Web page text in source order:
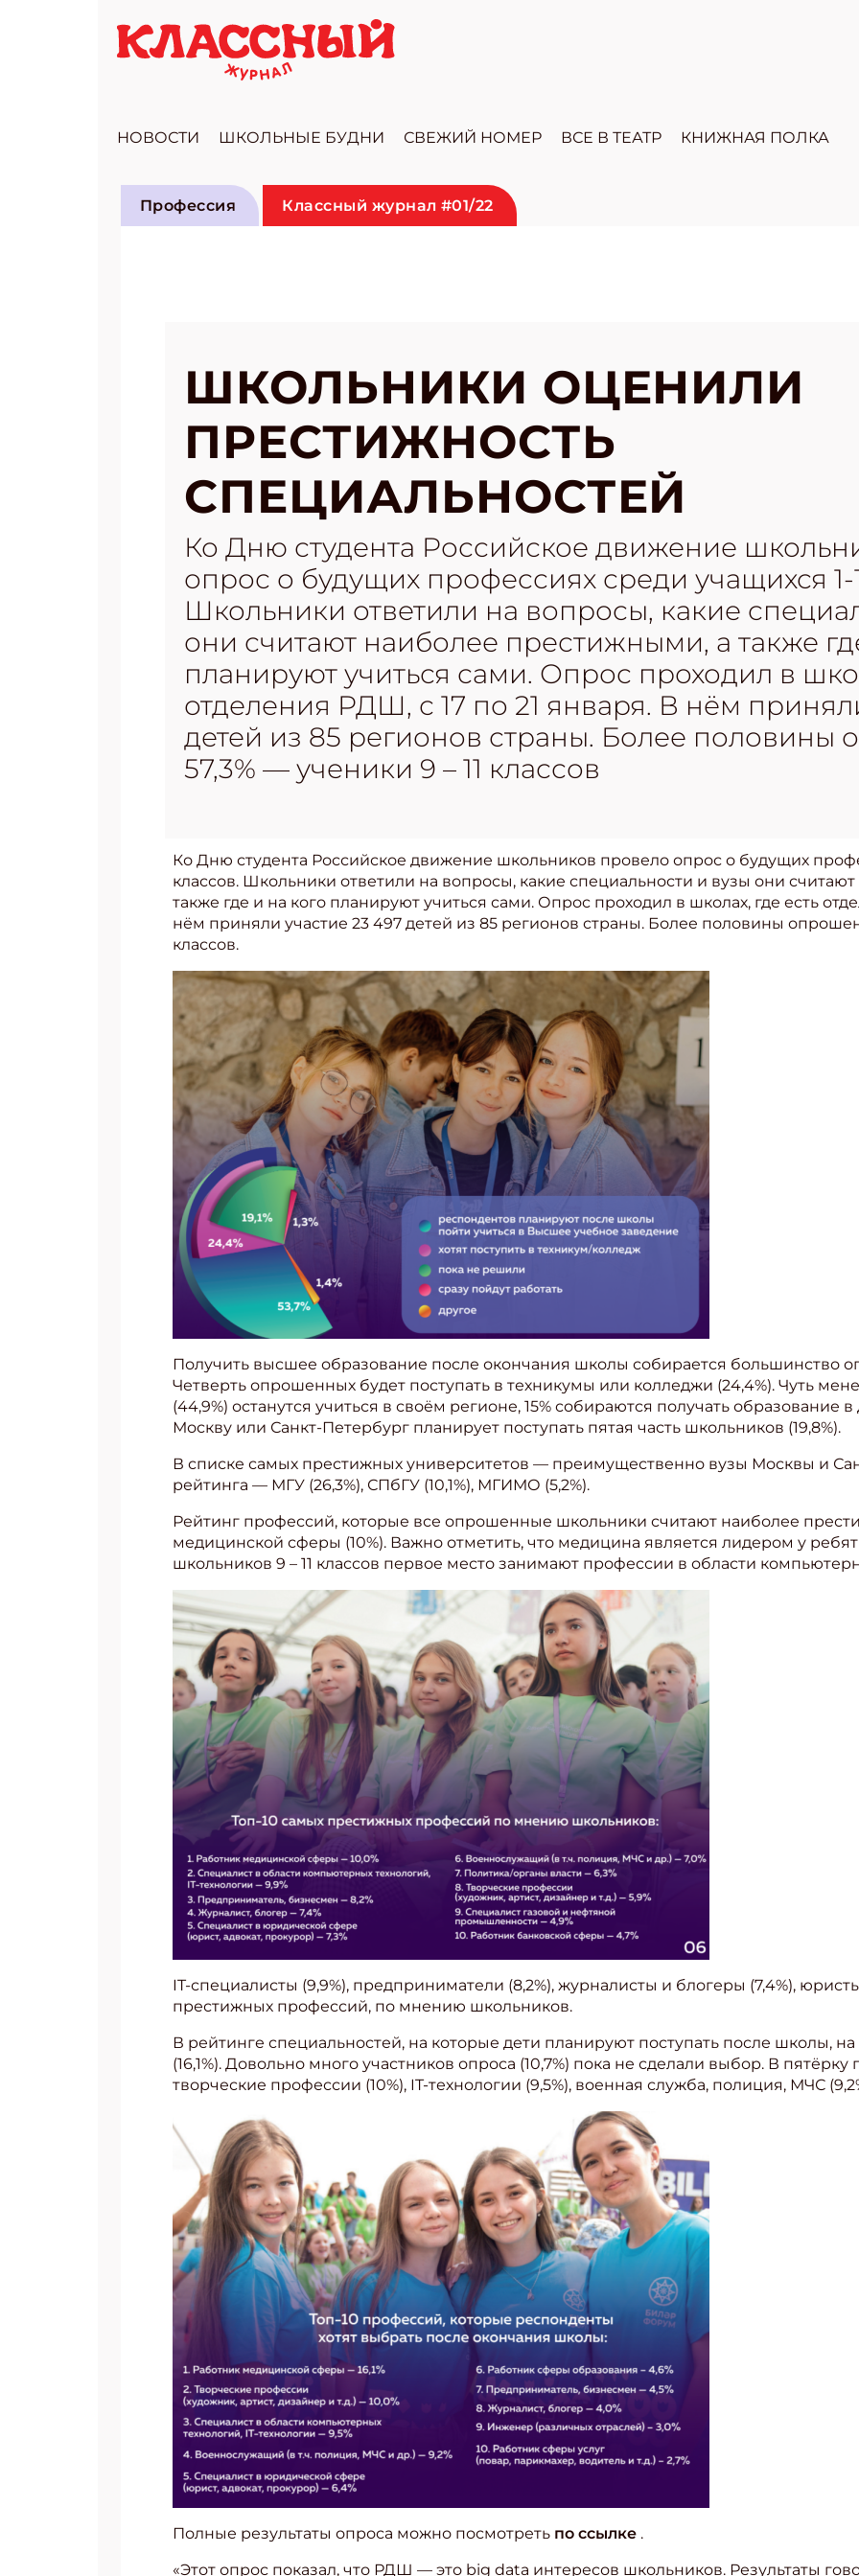
НОВОСТИ ШКОЛЬНЫЕ БУДНИ СВЕЖИЙ НОМЕР ВСЕ В ТЕАТР КНИЖНАЯ ПОЛКА
Профессия Классный журнал #01/22
ШКОЛЬНИКИ ОЦЕНИЛИ
ПРЕСТИЖНОСТЬ
СПЕЦИАЛЬНОСТЕЙ
Ко Дню студента Российское движение
опрос о будущих профессиях среди учащихся 1-
Школьники ответили на вопросы, какие
они считают наиболее престижными, а также
планируют учиться сами. Опрос проходил в
отделения РДШ, с 17 по 21 января. В нём
детей из 85 регионов страны. Более
57,3% — ученики 9 – 11 классов
Ко Дню студента Российское движение школьников провело опрос о будущих
классов. Школьники ответили на вопросы, какие специальности и вузы они
также где и на кого планируют учиться сами. Опрос проходил в школах, где есть
нём приняли участие 23 497 детей из 85 регионов страны. Более половины
классов.
Получить высшее образование после окончания школы собирается большинство
Четверть опрошенных будет поступать в техникумы или колледжи (24,4%). Чуть
(44,9%) останутся учиться в своём регионе, 15% собираются получать образование
Москву или Санкт-Петербург планирует поступать пятая часть школьников (19,8%).
В списке самых престижных университетов — преимущественно вузы Москвы и
рейтинга — МГУ (26,3%), СПбГУ (10,1%), МГИМО (5,2%).
Рейтинг профессий, которые все опрошенные школьники считают наиболее
медицинской сферы (10%). Важно отметить, что медицина является лидером у ребят
школьников 9 – 11 классов первое место занимают профессии в области
IT-специалисты (9,9%), предприниматели (8,2%), журналисты и блогеры (7,4%),
престижных профессий, по мнению школьников.
В рейтинге специальностей, на которые дети планируют поступать после школы,
(16,1%). Довольно много участников опроса (10,7%) пока не сделали выбор. В
творческие профессии (10%), IT-технологии (9,5%), военная служба, полиция, МЧС
Полные результаты опроса можно посмотреть по ссылке .
«Этот опрос показал, что РДШ — это big data интересов школьников. Результаты
Подпишись на рассылку
Получи электронный "Классный журнал" в подарок!
Укажите Ваш Email